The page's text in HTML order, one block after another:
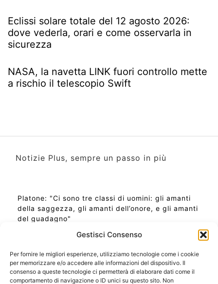
Gestisci Consenso
Per fornire le migliori esperienze, utilizziamo tecnologie come i cookie
per memorizzare e/o accedere alle informazioni del dispositivo. Il
consenso a queste tecnologie ci permetterà di elaborare dati come il
comportamento di navigazione o ID unici su questo sito. Non
Eclissi solare totale del 12 agosto 2026:
dove vederla, orari e come osservarla in
sicurezza
NASA, la navetta LINK fuori controllo mette
a rischio il telescopio Swift
Notizie Plus, sempre un passo in più
Platone: "Ci sono tre classi di uomini: gli amanti
della saggezza, gli amanti dell’onore, e gli amanti
del guadagno"
Ora Esatta in Italia in questo momento
Ti Senti Strano Ultimamente? Potrebbe Essere per